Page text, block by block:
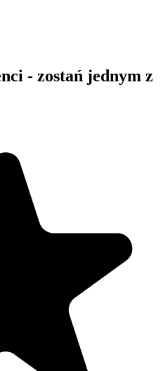
- zostań jednym z